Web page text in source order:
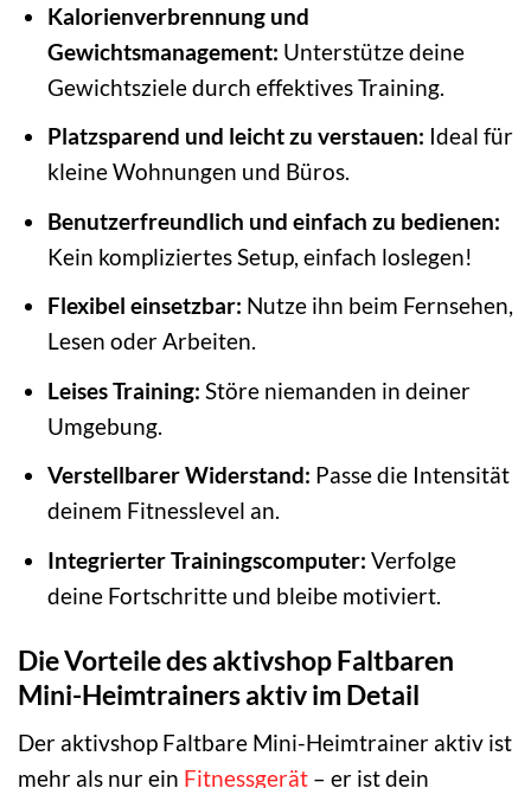
Kalorienverbrennung und
Gewichtsmanagement: Unterstütze deine
Gewichtsziele durch effektives Training.
Platzsparend und leicht zu verstauen: Ideal für
kleine Wohnungen und Büros.
Benutzerfreundlich und einfach zu bedienen:
Kein kompliziertes Setup, einfach loslegen!
Flexibel einsetzbar: Nutze ihn beim Fernsehen,
Lesen oder Arbeiten.
Leises Training: Störe niemanden in deiner
Umgebung.
Verstellbarer Widerstand: Passe die Intensität
deinem Fitnesslevel an.
Integrierter Trainingscomputer: Verfolge
deine Fortschritte und bleibe motiviert.
Die Vorteile des aktivshop Faltbaren
Mini-Heimtrainers aktiv im Detail
Der aktivshop Faltbare Mini-Heimtrainer aktiv ist
mehr als nur ein Fitnessgerät – er ist dein